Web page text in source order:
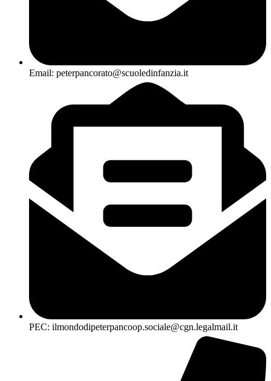
Email: peterpancorato@scuoledinfanzia.it
PEC: ilmondodipeterpancoop.sociale@cgn.legalmail.it